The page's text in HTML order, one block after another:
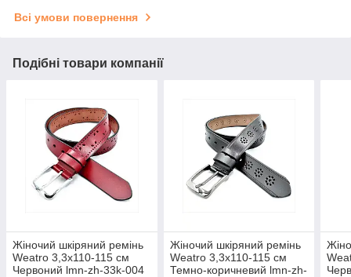
Всі умови повернення
Подібні товари компанії
Жіночий шкіряний ремінь
Weatro 3,3х110-115 см
Червоний lmn-zh-33k-004
Жіночий шкіряний ремінь
Weatro 3,3х110-115 см
Темно-коричневий lmn-zh-